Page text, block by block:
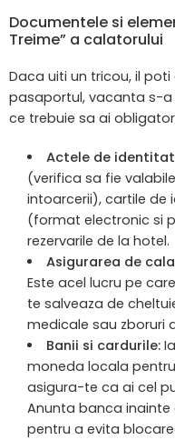
Documentele si
Treime” a calatorului
Daca uiti un tricou, il
pasaportul, vacanta s-
ce trebuie sa ai
Actele de
(verifica sa fie
intoarcerii), cartile de
(format electronic si
rezervarile de la hotel.
Asigurarea de
Este acel lucru pe
te salveaza de
medicale sau zboruri
Banii si cardurile:
moneda locala
asigura-te ca ai cel
Anunta banca
pentru a evita